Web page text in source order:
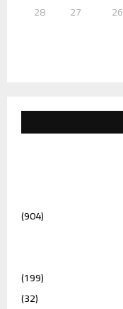
26
27
28
(904)
(199)
(32)